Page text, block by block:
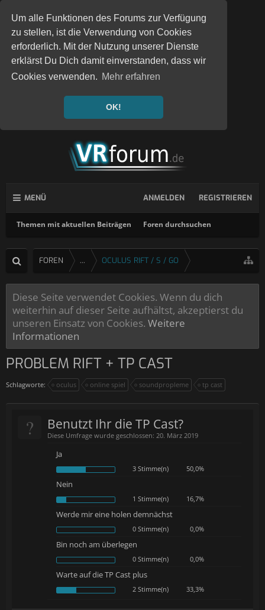
Um alle Funktionen des Forums zur Verfügung
zu stellen, ist die Verwendung von Cookies
erforderlich. Mit der Nutzung unserer Dienste
erklärst Du Dich damit einverstanden, dass wir
Cookies verwenden. Mehr erfahren
OK!
MENÜ
Themen mit aktuellen Beiträgen Foren durchsuchen
ANMELDEN REGISTRIEREN
FOREN ... OCULUS RIFT / S / GO
Diese Seite verwendet Cookies. Wenn du dich
weiterhin auf dieser Seite aufhältst, akzeptierst du
unseren Einsatz von Cookies. Weitere
Informationen
PROBLEM RIFT + TP CAST
Schlagworte: oculus online spiel soundpropleme tp cast
? Benutzt Ihr die TP Cast?
Diese Umfrage wurde geschlossen: 20. März 2019
Ja
3 Stimme(n) 50,0%
Nein
1 Stimme(n) 16,7%
Werde mir eine holen demnächst
0 Stimme(n) 0,0%
Bin noch am überlegen
0 Stimme(n) 0,0%
Warte auf die TP Cast plus
2 Stimme(n) 33,3%